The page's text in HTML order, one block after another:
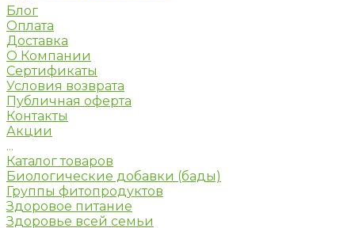
Блог
Оплата
Доставка
О Компании
Сертификаты
Условия возврата
Публичная оферта
Контакты
Акции
...
Каталог товаров
Биологические добавки (бады)
Группы фитопродуктов
Здоровое питание
Здоровье всей семьи